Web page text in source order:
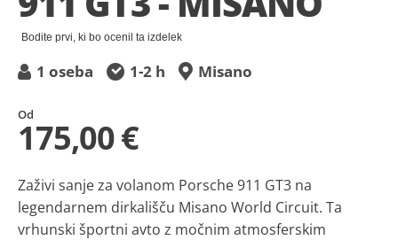
Bodite prvi, ki bo ocenil ta izdelek
1 oseba 1-2 h Misano
Od
175,00 €
Zaživi sanje za volanom Porsche 911 GT3 na
legendarnem dirkališču Misano World Circuit. Ta
vrhunski športni avto z močnim atmosferskim